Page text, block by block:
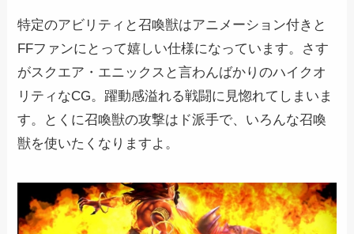
特定のアビリティと召喚獣はアニメーション付きと
FFファンにとって嬉しい仕様になっています。さす
がスクエア・エニックスと言わんばかりのハイクオ
リティなCG。躍動感溢れる戦闘に見惚れてしまいま
す。とくに召喚獣の攻撃はド派手で、いろんな召喚
獣を使いたくなりますよ。